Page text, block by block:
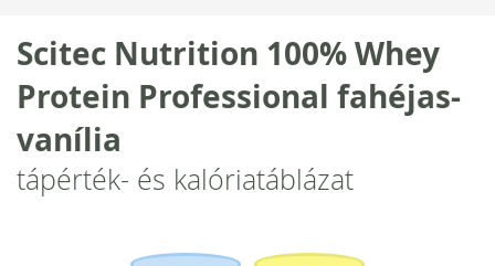
Scitec Nutrition 100% Whey
Protein Professional fahéjas-
vanília
tápérték- és kalóriatáblázat